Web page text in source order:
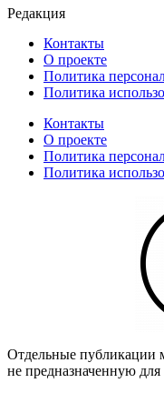
Редакция
Контакты
О проекте
Политика
Политика
Контакты
О проекте
Политика
Политика
Отдельные публикации
не предназначенную для